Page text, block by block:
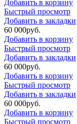
Добавить в корзину
Быстрый просмотр
Добавить в закладки
60 000руб.
Добавить в корзину
Быстрый просмотр
Добавить в закладки
60 000руб.
Добавить в корзину
Быстрый просмотр
Добавить в закладки
60 000руб.
Добавить в корзину
Быстрый просмотр